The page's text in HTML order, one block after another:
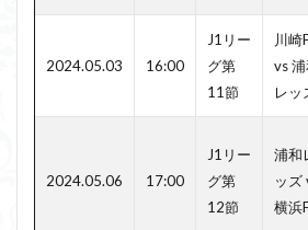
2024.05.03 16:00
J1リー
グ第
11節
川崎
vs
レッ
2024.05.06 17:00
J1リー
グ第
12節
浦和
ッズ
横浜